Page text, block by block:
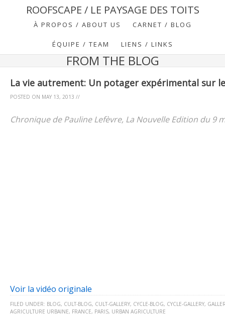
ROOFSCAPE / LE PAYSAGE DES TOITS
À PROPOS / ABOUT US CARNET / BLOG
ÉQUIPE / TEAM LIENS / LINKS
FROM THE BLOG
La vie autrement: Un potager expérimental sur
POSTED ON MAY 13, 2013 //
Chronique de Pauline Lefèvre, La Nouvelle Edition du 9
Voir la vidéo originale
FILED UNDER: BLOG, CULT-BLOG, CULT-GALLERY, CYCLE-BLOG, CYCLE-GALLERY,
AGRICULTURE URBAINE, FRANCE, PARIS, URBAN AGRICULTURE